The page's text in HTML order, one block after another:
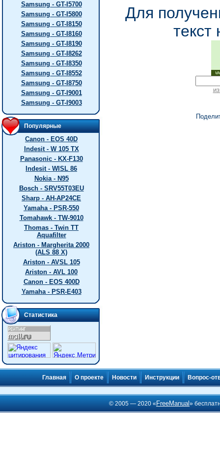
Samsung - GT-I5700
Samsung - GT-I5800
Samsung - GT-I8150
Samsung - GT-I8160
Samsung - GT-I8190
Samsung - GT-I8262
Samsung - GT-I8350
Samsung - GT-I8552
Samsung - GT-I8750
Samsung - GT-I9001
Samsung - GT-I9003
Популярные
Canon - EOS 40D
Indesit - W 105 TX
Panasonic - KX-F130
Indesit - WISL 86
Nokia - N95
Bosch - SRV55T03EU
Sharp - AH-AP24CE
Yamaha - PSR-550
Tomahawk - TW-9010
Thomas - Twin TT
Aquafilter
Ariston - Margherita 2000
(ALS 88 X)
Ariston - AVSL 105
Ariston - AVL 100
Canon - EOS 400D
Yamaha - PSR-E403
Статистика
Для
текст
Главная О проекте Новости Инструкции Вопрос-
© 2005 — 2020 « FreeManual»